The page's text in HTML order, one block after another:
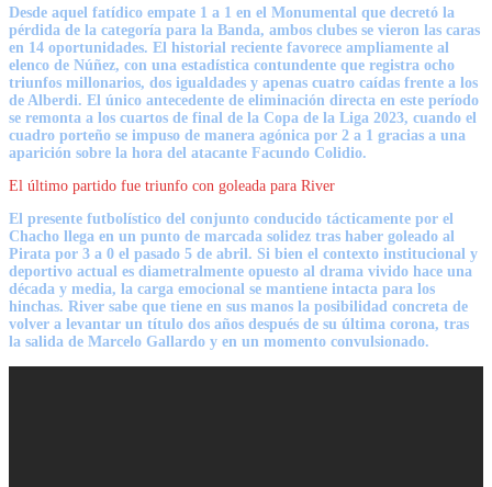
Desde aquel fatídico empate 1 a 1 en el Monumental que decretó la
pérdida de la categoría para la Banda, ambos clubes se vieron las caras
en 14 oportunidades. El historial reciente favorece ampliamente al
elenco de Núñez, con una estadística contundente que registra ocho
triunfos millonarios, dos igualdades y apenas cuatro caídas frente a los
de Alberdi. El único antecedente de eliminación directa en este período
se remonta a los cuartos de final de la Copa de la Liga 2023, cuando el
cuadro porteño se impuso de manera agónica por 2 a 1 gracias a una
aparición sobre la hora del atacante Facundo Colidio.
El último partido fue triunfo con goleada para River
El presente futbolístico del conjunto conducido tácticamente por el
Chacho llega en un punto de marcada solidez tras haber goleado al
Pirata por 3 a 0 el pasado 5 de abril. Si bien el contexto institucional y
deportivo actual es diametralmente opuesto al drama vivido hace una
década y media, la carga emocional se mantiene intacta para los
hinchas. River sabe que tiene en sus manos la posibilidad concreta de
volver a levantar un título dos años después de su última corona, tras
la salida de Marcelo Gallardo y en un momento convulsionado.